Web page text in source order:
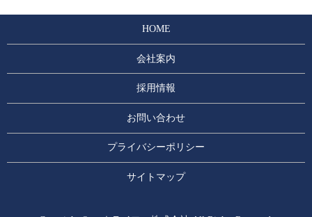
HOME
会社案内
採用情報
お問い合わせ
プライバシーポリシー
サイトマップ